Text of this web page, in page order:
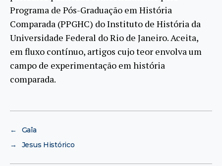
Programa de Pós-Graduação em História
Comparada (PPGHC) do Instituto de História da
Universidade Federal do Rio de Janeiro. Aceita,
em fluxo contínuo, artigos cujo teor envolva um
campo de experimentação em história
comparada.
←
Gaîa
→
Jesus Histórico